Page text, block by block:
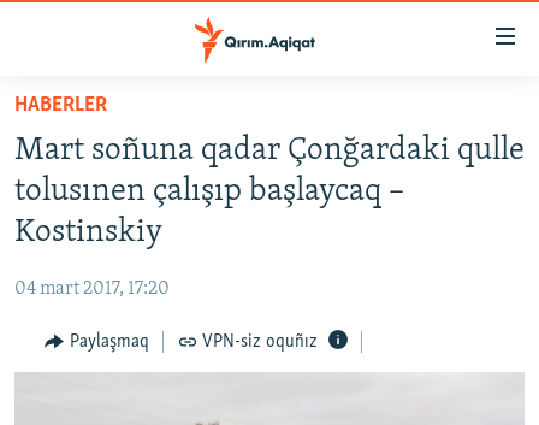
Esas
qaytmaq
Baş
navigatsiyağa
qaytmaq
Qıdıruvğa
SİYASET
İQTİSADİYAT
MEDENİYET
İNSAN AQLARI
HABERLER
Mart soñuna qadar Çonğardaki qulle
tolusınen çalışıp başlaycaq –
Kostinskiy
04 mart 2017, 17:20
Paylaşmaq VPN-siz oquñız